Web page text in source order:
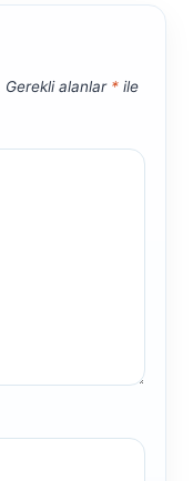
Gerekli alanlar * ile